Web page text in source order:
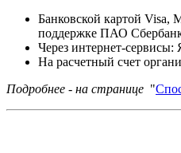
Банковской картой Visa,
поддержке ПАО
Через интернет-
На расчетный счет
Подробнее - на странице "